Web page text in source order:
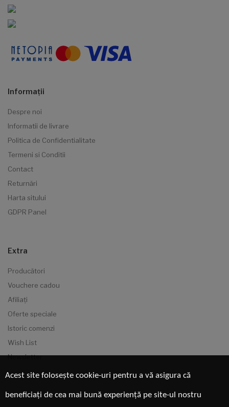
Informaţii
Despre noi
Informatii de livrare
Politica de Confidentialitate
Termeni si Conditii
Contact
Returnări
Harta sitului
GDPR Panel
Extra
Producători
Vouchere cadou
Afiliaţi
Oferte speciale
Istoric comenzi
Wish List
Newsletter
Acest site folosește cookie-uri pentru a vă asigura că
beneficiați de cea mai bună experiență pe site-ul nostru